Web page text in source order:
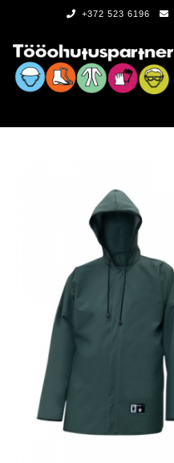
+372 523 6196